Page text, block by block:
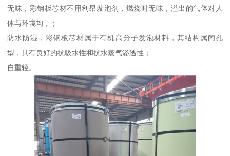
无味，彩钢板芯材不用利昂发泡剂，燃烧时无味，溢出的气体对人
体与环境均，；
防水防湿，彩钢板芯材属于有机高分子发泡材料，其结构属闭孔
型，具有良好的抗吸水性和抗水蒸气渗透性；
自重轻。